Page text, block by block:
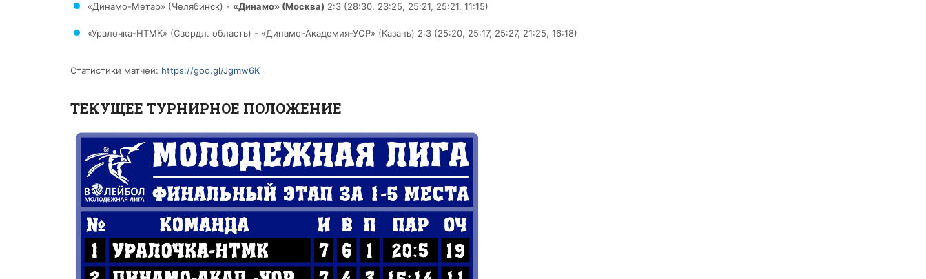
«Динамо-Метар» (Челябинск) - «Динамо» (Москва) 2:3 (28:30, 23:25, 25:21, 25:21, 11:15)
«Уралочка-НТМК» (Свердл. область) - «Динамо-Академия-УОР» (Казань) 2:3 (25:20, 25:17, 25:27, 21:25, 16:18)
Статистики матчей: https://goo.gl/Jgmw6K
ТЕКУЩЕЕ ТУРНИРНОЕ ПОЛОЖЕНИЕ